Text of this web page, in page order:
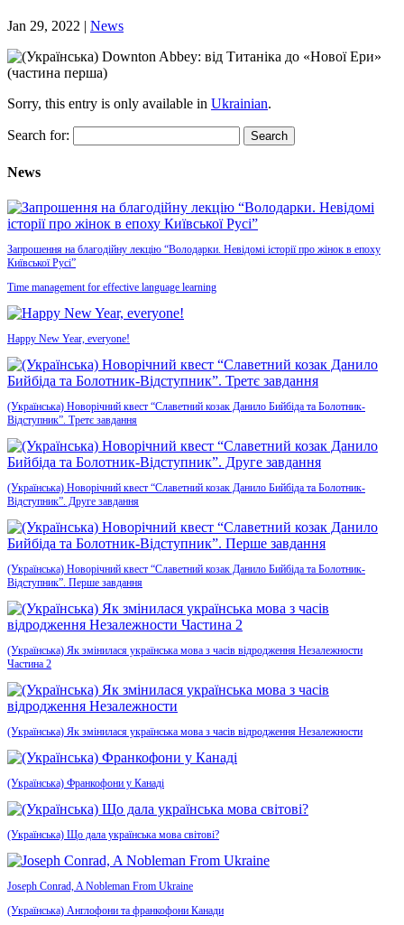
Jan 29, 2022 | News
Sorry, this entry is only available in Ukrainian.
Search for:
News
Запрошення на благодійну лекцію “Володарки. Невідомі історії про жінок в епоху
Київської Русі”
Time management for effective language learning
Happy New Year, everyone!
(Українська) Новорічний квест “Славетний козак Данило Бийбіда та Болотник-
Відступник”. Третє завдання
(Українська) Новорічний квест “Славетний козак Данило Бийбіда та Болотник-
Відступник”. Друге завдання
(Українська) Новорічний квест “Славетний козак Данило Бийбіда та Болотник-
Відступник”. Перше завдання
(Українська) Як змінилася українська мова з часів відродження Незалежности
Частина 2
(Українська) Як змінилася українська мова з часів відродження Незалежности
(Українська) Франкофони у Канаді
(Українська) Що дала українська мова світові?
Joseph Conrad, A Nobleman From Ukraine
(Українська) Англофони та франкофони Канади